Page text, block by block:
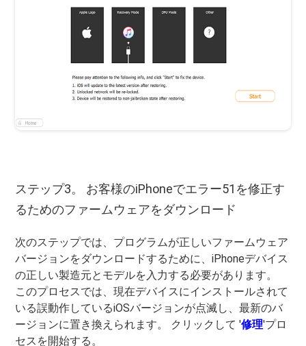
ステップ3。 お客様のiPhoneでエラー51を修正す
るためのファームウェアをダウンロード
次のステップでは、プログラムが正しいファームウェア
バージョンをダウンロードするために、iPhoneデバイス
の正しい製造元とモデルを入力する必要があります。
このプロセスでは、現在デバイスにインストールされて
いる誤動作しているiOSバージョンが点滅し、最新のバ
ージョンに置き換えられます。 クリックして '修理'プロ
セスを開始する。